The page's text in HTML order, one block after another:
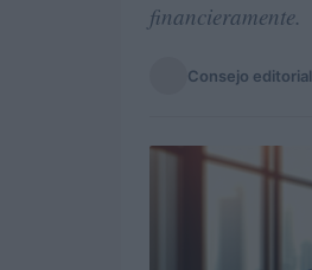
financieramente.
Consejo editorial